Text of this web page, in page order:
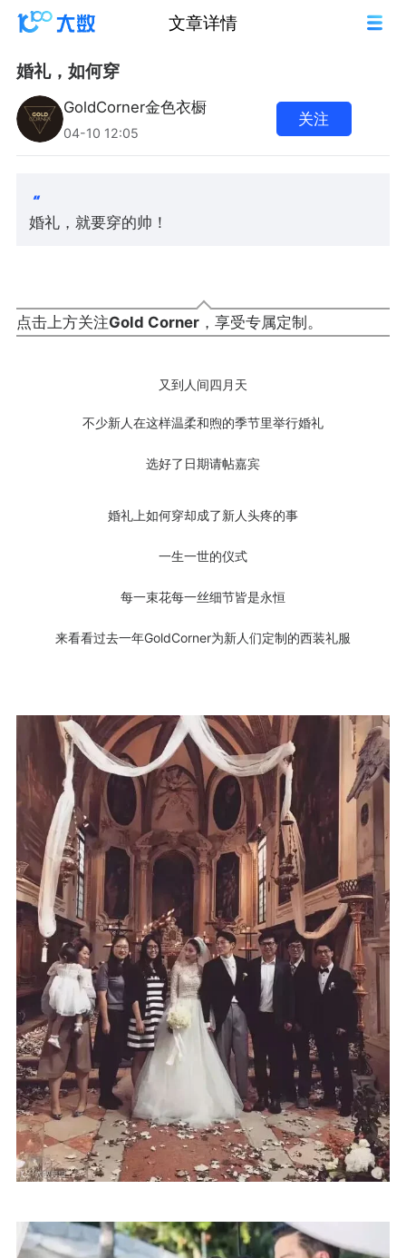
文章详情
婚礼，如何穿
GoldCorner金色衣橱
04-10 12:05
关注
婚礼，就要穿的帅！
点击上方关注Gold Corner，享受专属定制。
又到人间四月天
不少新人在这样温柔和煦的季节里举行婚礼
选好了日期请帖嘉宾
婚礼上如何穿却成了新人头疼的事
一生一世的仪式
每一束花每一丝细节皆是永恒
来看看过去一年GoldCorner为新人们定制的西装礼服